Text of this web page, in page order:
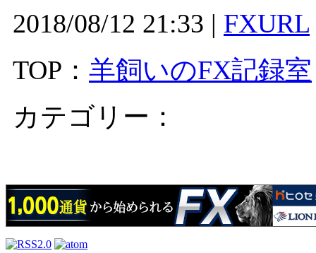
2018/08/12 21:33 | FXURL
TOP： 羊飼いのFX記録室
カテゴリー：